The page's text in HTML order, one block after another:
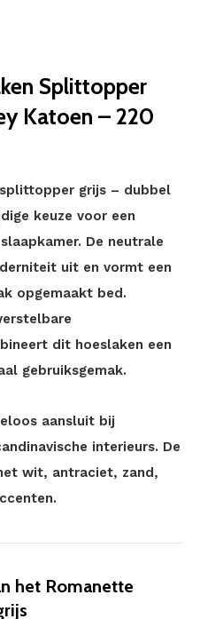
Splittopper
Katoen – 220
grijs – dubbel
keuze voor een
De neutrale
uit en vormt een
opgemaakt bed.
dit hoeslaken een
gebruiksgemak.
aansluit bij
interieurs. De
wit, antraciet, zand,
het Romanette